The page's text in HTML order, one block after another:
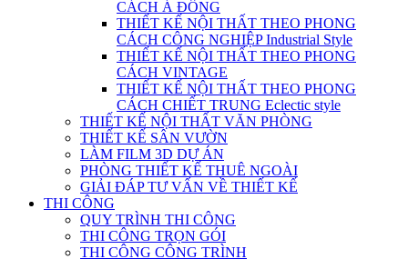
CÁCH Á ĐÔNG
THIẾT KẾ NỘI THẤT THEO PHONG
CÁCH CÔNG NGHIỆP Industrial Style
THIẾT KẾ NỘI THẤT THEO PHONG
CÁCH VINTAGE
THIẾT KẾ NỘI THẤT THEO PHONG
CÁCH CHIẾT TRUNG Eclectic style
THIẾT KẾ NỘI THẤT VĂN PHÒNG
THIẾT KẾ SÂN VƯỜN
LÀM FILM 3D DỰ ÁN
PHÒNG THIẾT KẾ THUÊ NGOÀI
GIẢI ĐÁP TƯ VẤN VỀ THIẾT KẾ
THI CÔNG
QUY TRÌNH THI CÔNG
THI CÔNG TRỌN GÓI
THI CÔNG CÔNG TRÌNH